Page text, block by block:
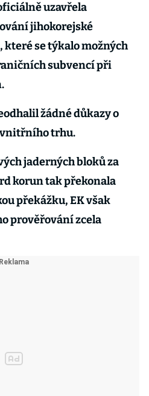
uzavřela
jihokorejské
které se týkalo možných
subvencí při
žádné důkazy o
trhu.
jaderných bloků za
korun tak překonala
překážku, EK však
prověřování zcela